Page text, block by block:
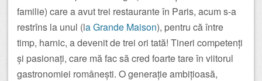
familie) care a avut trei restaurante în Paris, acum s-a
restrîns la unul (la Grande Maison), pentru că între
timp, harnic, a devenit de trei ori tată! Tineri competenți
și pasionați, care mă fac să cred foarte tare în viitorul
gastronomiei românești. O generație ambițioasă,